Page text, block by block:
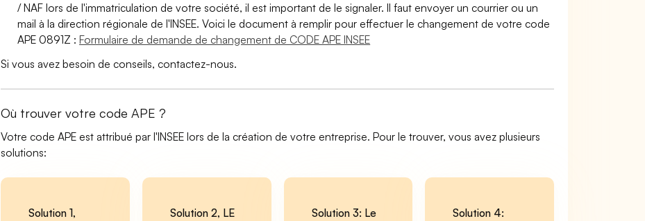
/ NAF lors de l'immatriculation de votre société, il est important de le signaler. Il faut envoyer un courrier ou un
mail à la direction régionale de l'INSEE. Voici le document à remplir pour effectuer le changement de votre code
APE 0891Z :Formulaire de demande de changement de CODE APE INSEE
Si vous avez besoin de conseils, contactez-nous.
Où trouver votre code APE ?
Votre code APE est attribué par l'INSEE lors de la création de votre entreprise. Pour le trouver, vous avez plusieurs
solutions:
Solution 1,
Solution 2, LE
Solution 3: Le
Solution 4: